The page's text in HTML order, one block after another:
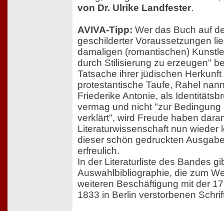
von Dr. Ulrike Landfester.
AVIVA-Tipp: Wer das Buch auf
geschilderter Voraussetzungen
damaligen (romantischen)
durch Stilisierung zu erzeugen"
Tatsache ihrer jüdischen
protestantische Taufe, Rahel
Friederike Antonie, als
vermag und nicht "zur
verklärt", wird Freude haben
Literaturwissenschaft nun wieder
dieser schön gedruckten
erfreulich.
In der Literaturliste des Bandes
Auswahlbibliographie, die zum
weiteren Beschäftigung mit der
1833 in Berlin verstorbenen